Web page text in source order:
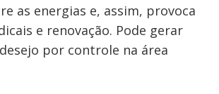
as energias e, assim, provoca
e renovação. Pode gerar
por controle na área